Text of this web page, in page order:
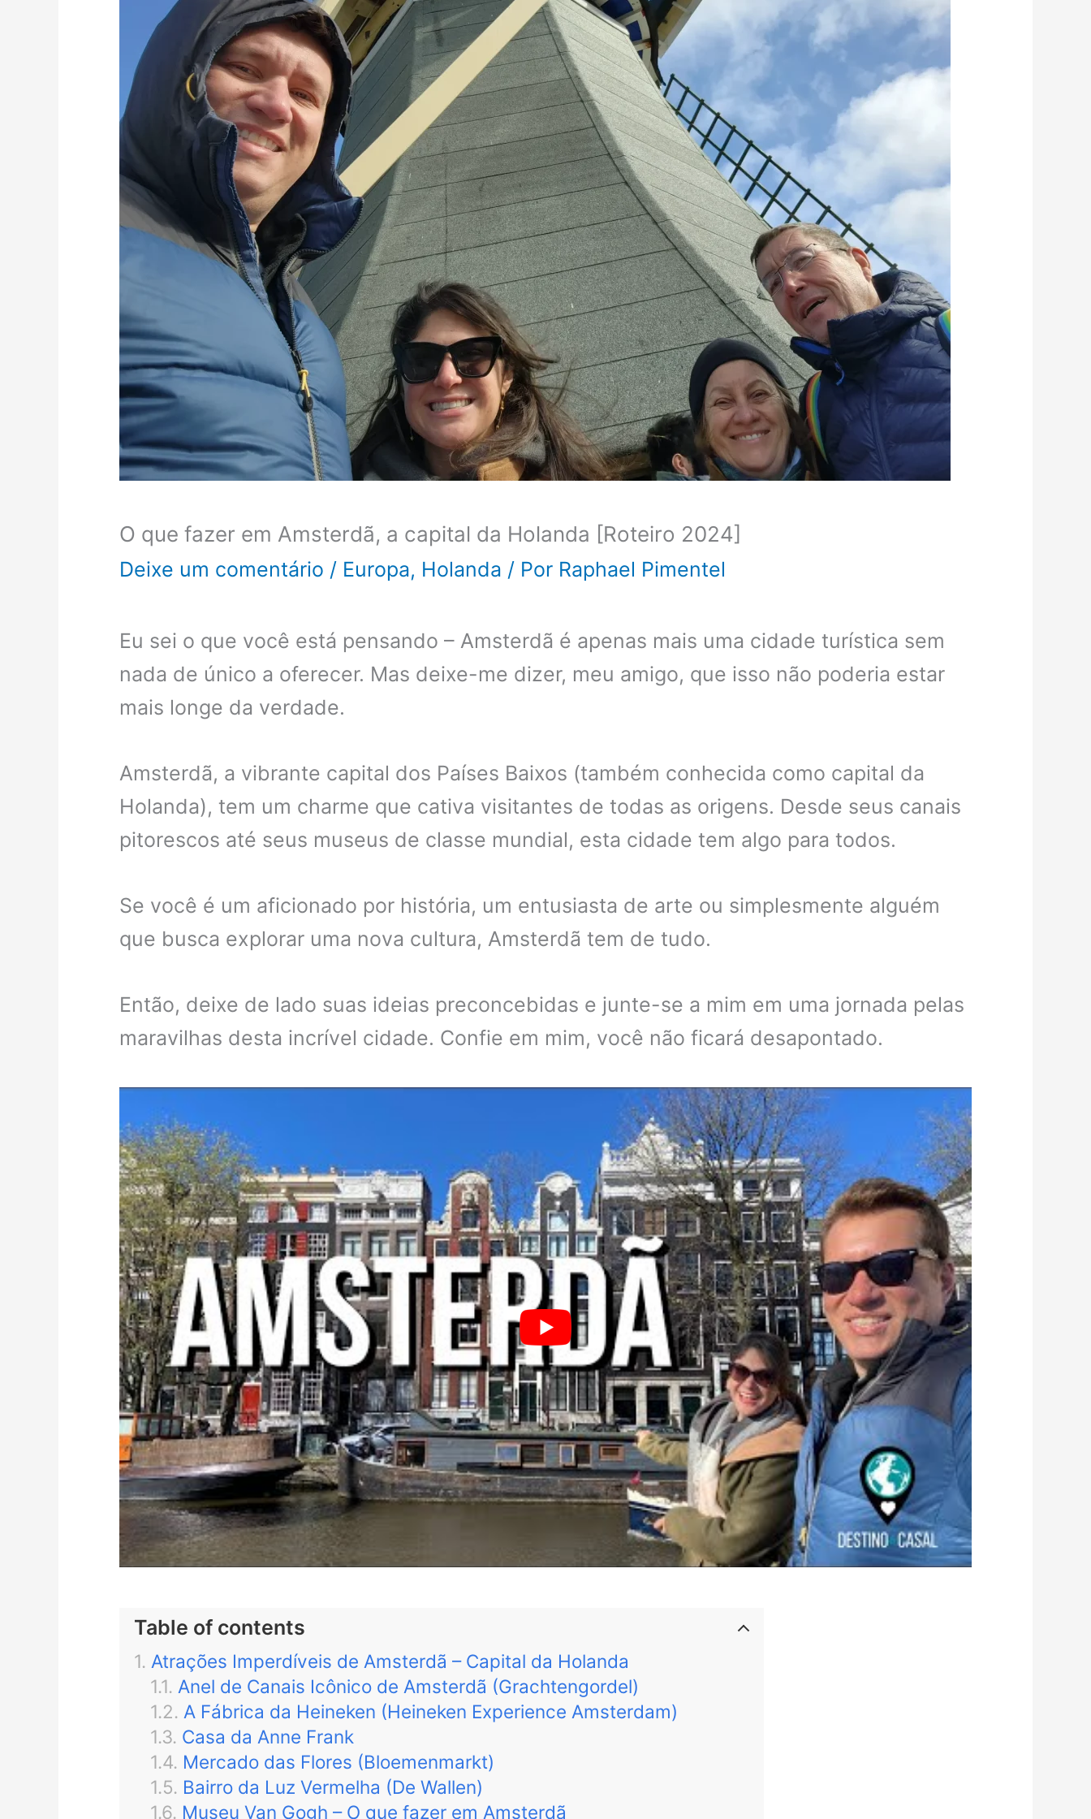
O que fazer em Amsterdã, a capital da Holanda [Roteiro 2024]
Deixe um comentário / Europa, Holanda / Por Raphael Pimentel
Eu sei o que você está pensando – Amsterdã é apenas mais uma cidade turística sem
nada de único a oferecer. Mas deixe-me dizer, meu amigo, que isso não poderia estar
mais longe da verdade.
Amsterdã, a vibrante capital dos Países Baixos (também conhecida como capital da
Holanda), tem um charme que cativa visitantes de todas as origens. Desde seus canais
pitorescos até seus museus de classe mundial, esta cidade tem algo para todos.
Se você é um aficionado por história, um entusiasta de arte ou simplesmente alguém
que busca explorar uma nova cultura, Amsterdã tem de tudo.
Então, deixe de lado suas ideias preconcebidas e junte-se a mim em uma jornada pelas
maravilhas desta incrível cidade. Confie em mim, você não ficará desapontado.
Table of contents
Atrações Imperdíveis de Amsterdã – Capital da Holanda
Anel de Canais Icônico de Amsterdã (Grachtengordel)
A Fábrica da Heineken (Heineken Experience Amsterdam)
Casa da Anne Frank
Mercado das Flores (Bloemenmarkt)
Bairro da Luz Vermelha (De Wallen)
Museu Van Gogh – O que fazer em Amsterdã